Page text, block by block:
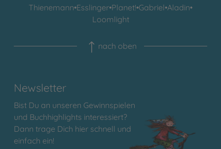
Thienemann•Esslinger•Planet!•Gabriel•Aladin•
Loomlight
nach oben
Newsletter
Bist Du an unseren Gewinnspielen
und Buchhighlights interessiert?
Dann trage Dich hier schnell und
einfach ein!